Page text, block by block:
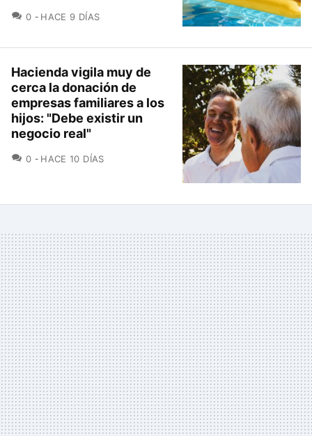
0 COMENTARIOS
HACE 9 DÍAS
Hacienda vigila muy de
cerca la donación de
empresas familiares a los
hijos: "Debe existir un
negocio real"
0 COMENTARIOS
HACE 10 DÍAS